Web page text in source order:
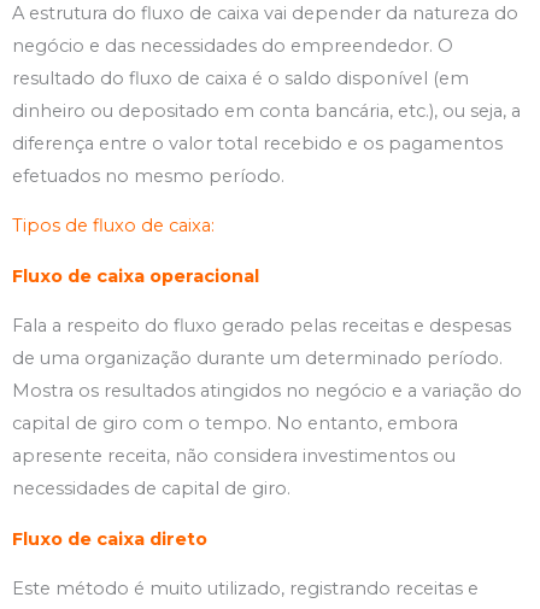
A estrutura do fluxo de caixa vai depender da natureza do
negócio e das necessidades do empreendedor. O
resultado do fluxo de caixa é o saldo disponível (em
dinheiro ou depositado em conta bancária, etc.), ou seja, a
diferença entre o valor total recebido e os pagamentos
efetuados no mesmo período.
Tipos de fluxo de caixa:
Fluxo de caixa operacional
Fala a respeito do fluxo gerado pelas receitas e despesas
de uma organização durante um determinado período.
Mostra os resultados atingidos no negócio e a variação do
capital de giro com o tempo. No entanto, embora
apresente receita, não considera investimentos ou
necessidades de capital de giro.
Fluxo de caixa direto
Este método é muito utilizado, registrando receitas e